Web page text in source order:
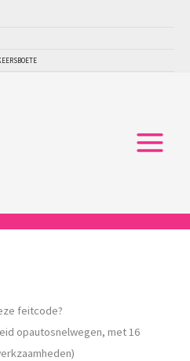
feitcode?
opautosnelwegen, met 16